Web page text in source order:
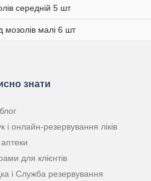
середній 5 шт
мозолів малі 6 шт
знати
і онлайн-резервування ліків
для клієнтів
і Служба резервування